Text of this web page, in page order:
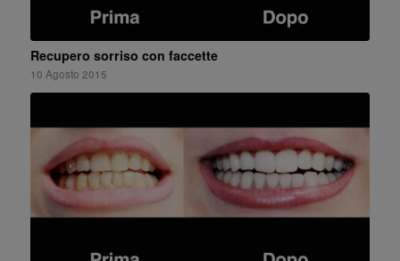
Recupero sorriso con faccette
10 Agosto 2015